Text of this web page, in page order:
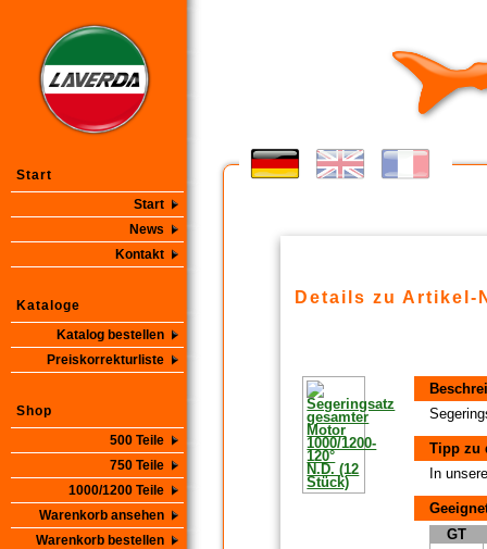
Start
Start
News
Kontakt
Kataloge
Katalog bestellen
Preiskorrekturliste
Shop
500 Teile
750 Teile
1000/1200 Teile
Warenkorb ansehen
Warenkorb bestellen
Details zu Artikel-
Tipp zu
In
GT